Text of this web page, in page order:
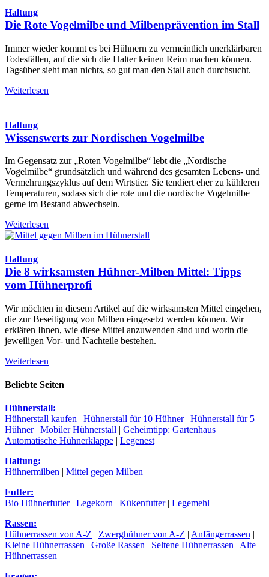
Haltung
Die Rote Vogelmilbe und Milbenprävention im Stall
Immer wieder kommt es bei Hühnern zu vermeintlich unerklärbaren
Todesfällen, auf die sich die Halter keinen Reim machen können.
Tagsüber sieht man nichts, so gut man den Stall auch durchsucht.
Weiterlesen
Haltung
Wissenswerts zur Nordischen Vogelmilbe
Im Gegensatz zur „Roten Vogelmilbe“ lebt die „Nordische
Vogelmilbe“ grundsätzlich und während des gesamten Lebens- und
Vermehrungszyklus auf dem Wirtstier. Sie tendiert eher zu kühleren
Temperaturen, sodass sich die rote und die nordische Vogelmilbe
gerne im Bestand abwechseln.
Weiterlesen
Haltung
Die 8 wirksamsten Hühner-Milben Mittel: Tipps
vom Hühnerprofi
Wir möchten in diesem Artikel auf die wirksamsten Mittel eingehen,
die zur Beseitigung von Milben eingesetzt werden können. Wir
erklären Ihnen, wie diese Mittel anzuwenden sind und worin die
jeweiligen Vor- und Nachteile bestehen.
Weiterlesen
Beliebte Seiten
Hühnerstall:
Hühnerstall kaufen | Hühnerstall für 10 Hühner| Hühnerstall für 5
Hühner| Mobiler Hühnerstall | Geheimtipp: Gartenhaus |
Automatische Hühnerklappe | Legenest
Haltung:
Hühnermilben | Mittel gegen Milben
Futter:
Bio Hühnerfutter| Legekorn | Kükenfutter| Legemehl
Rassen:
Hühnerrassen von A-Z | Zwerghühner von A-Z | Anfängerrassen |
Kleine Hühnerrassen | Große Rassen | Seltene Hühnerrassen | Alte
Hühnerrassen